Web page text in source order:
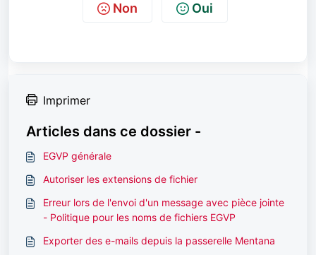
Non Oui
Imprimer
Articles dans ce dossier -
EGVP générale
Autoriser les extensions de fichier
Erreur lors de l'envoi d'un message avec pièce jointe
- Politique pour les noms de fichiers EGVP
Exporter des e-mails depuis la passerelle Mentana